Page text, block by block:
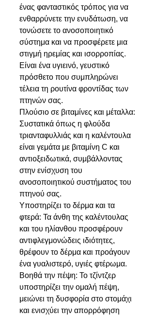
ένας φανταστικός τρόπος για να
ενθαρρύνετε την ενυδάτωση, να
τονώσετε το ανοσοποιητικό
σύστημα και να προσφέρετε μια
στιγμή ηρεμίας και ισορροπίας.
Είναι ένα υγιεινό, γευστικό
πρόσθετο που συμπληρώνει
τέλεια τη ρουτίνα φροντίδας των
πτηνών σας.
Πλούσιο σε βιταμίνες και μέταλλα:
Συστατικά όπως η φλούδα
τριανταφυλλιάς και η καλέντουλα
είναι γεμάτα με βιταμίνη C και
αντιοξειδωτικά, συμβάλλοντας
στην ενίσχυση του
ανοσοποιητικού συστήματος του
πτηνού σας.
Υποστηρίζει το δέρμα και τα
φτερά: Τα άνθη της καλέντουλας
και του ηλίανθου προσφέρουν
αντιφλεγμονώδεις ιδιότητες,
θρέφουν το δέρμα και προάγουν
ένα γυαλιστερό, υγιές φτέρωμα.
Βοηθά την πέψη: Το τζίντζερ
υποστηρίζει την ομαλή πέψη,
μειώνει τη δυσφορία στο στομάχι
και ενισχύει την απορρόφηση